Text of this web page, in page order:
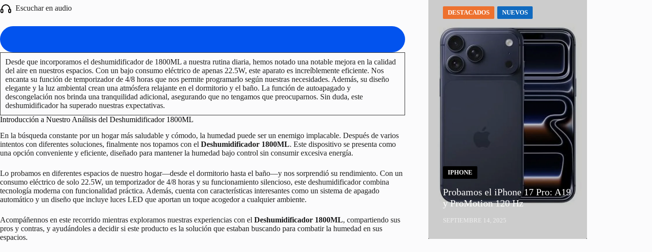
Escuchar en audio
Desde que incorporamos el deshumidificador de 1800ML a nuestra rutina diaria, hemos notado una notable mejora en la calidad
del aire en nuestros espacios. Con un bajo consumo eléctrico de apenas 22.5W, este aparato es increíblemente eficiente. Nos
encanta su función de temporizador de 4/8 horas que nos permite programarlo según nuestras necesidades. Además, su diseño
elegante y la luz ambiental crean una atmósfera relajante en el dormitorio y el baño. La función de autoapagado y
descongelación nos brinda una tranquilidad adicional, asegurando que no tengamos que preocuparnos. Sin duda, este
deshumidificador ha superado nuestras expectativas.
Introducción a Nuestro Análisis del Deshumidificador 1800ML
En la búsqueda constante por un hogar más saludable y cómodo, la humedad puede ser un enemigo implacable. Después de varios
intentos con diferentes soluciones, finalmente nos topamos con el Deshumidificador 1800ML. Este dispositivo se presenta como
una opción conveniente y eficiente, diseñado para mantener la humedad bajo control sin consumir excesiva energía.
Lo probamos en diferentes espacios de nuestro hogar—desde el dormitorio hasta el baño—y nos sorprendió su rendimiento. Con un
consumo eléctrico de solo 22.5W, un temporizador de 4/8 horas y su funcionamiento silencioso, este deshumidificador combina
tecnología moderna con funcionalidad práctica. Además, cuenta con características interesantes como un sistema de apagado
automático y un diseño que incluye luces LED que aportan un toque acogedor a cualquier ambiente.
Acompáñennos en este recorrido mientras exploramos nuestras experiencias con el Deshumidificador 1800ML, compartiendo sus
pros y contras, y ayudándoles a decidir si este producto es la solución que estaban buscando para combatir la humedad en sus
espacios.
DESTACADOS NUEVOS
IPHONE
Probamos el iPhone 17 Pro: A19
y ProMotion 120 Hz
SEPTIEMBRE 14, 2025